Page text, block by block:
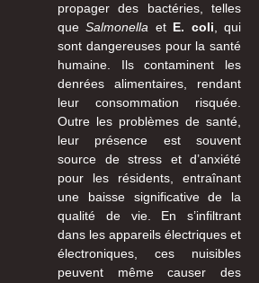
propager des bactéries, telles
queSalmonella et E. coli, qui
sont dangereuses pour la santé
humaine. Ils contaminent les
denrées alimentaires, rendant
leur consommation risquée.
Outre les problèmes de santé,
leur présence est souvent
source de stress et d’anxiété
pour les résidents, entraînant
une baisse significative de la
qualité de vie. En s’infiltrant
dans les appareils électriques et
électroniques, ces nuisibles
peuvent même causer des